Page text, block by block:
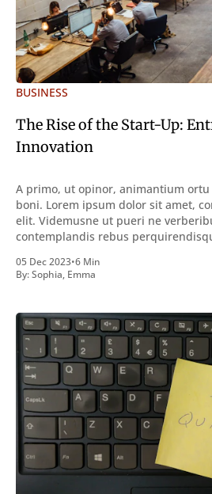
BUSINESS
The Rise of the Start-Up:
Innovation
A primo, ut opinor, animantium
boni. Lorem ipsum dolor sit amet,
elit. Videmusne ut pueri ne
contemplandis rebus
inveniri verbum potest quod magis
quod Graece, quam declarat
05 Dec 2023•6 Min
By:Sophia, Emma